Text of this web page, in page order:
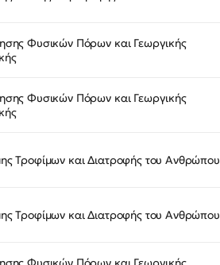
Φυσικών Πόρων και Γεωργικής
Φυσικών Πόρων και Γεωργικής
Τροφίμων και Διατροφής του Ανθρώπου
Τροφίμων και Διατροφής του Ανθρώπου